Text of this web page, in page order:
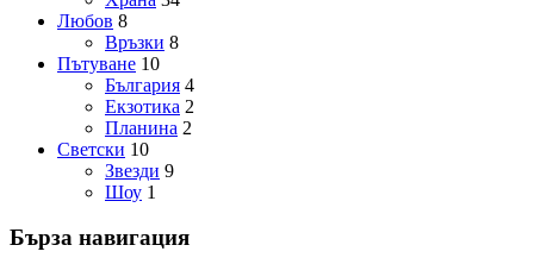
Любов 8
Връзки 8
Пътуване 10
България 4
Екзотика 2
Планина 2
Светски 10
Звезди 9
Шоу 1
Бърза навигация